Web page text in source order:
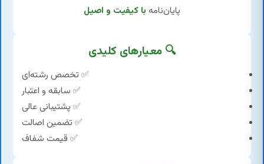
پایان‌نامه با کیفیت و اصیل
🔍 معیارهای کلیدی
✅ تخصص رشته‌ای
✅ سابقه و اعتبار
✅ پشتیبانی عالی
✅ تضمین اصالت
✅ قیمت شفاف